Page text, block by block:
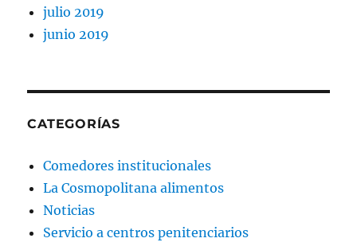
julio 2019
junio 2019
CATEGORÍAS
Comedores institucionales
La Cosmopolitana alimentos
Noticias
Servicio a centros penitenciarios